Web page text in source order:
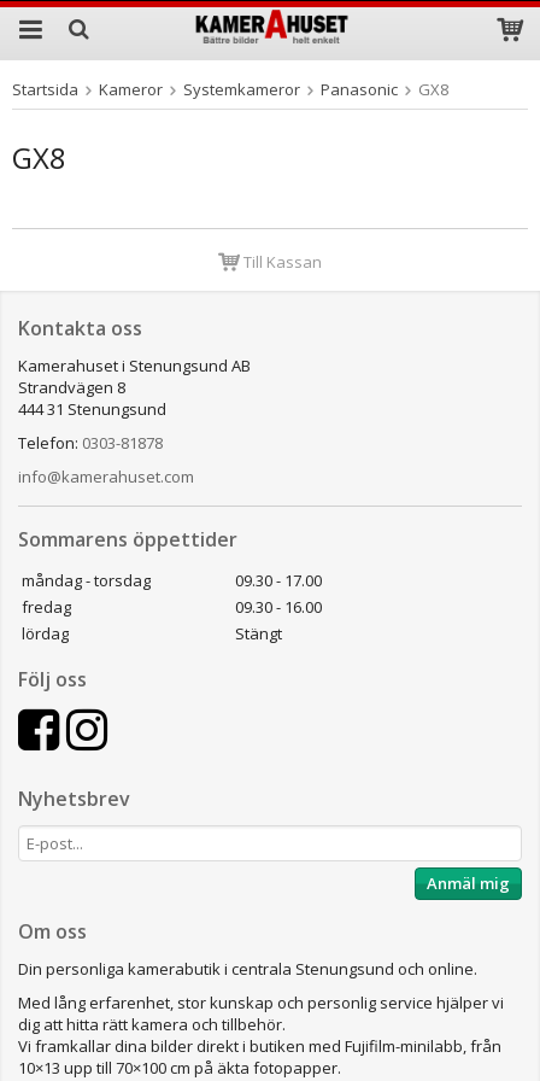
Produkten har blivit tillagd i varukorgen
Startsida Kameror Systemkameror Panasonic GX8
GX8
Till Kassan
Kontakta oss
Kamerahuset i Stenungsund AB
Strandvägen 8
444 31 Stenungsund
Telefon: 0303-81878
info@kamerahuset.com
Sommarens öppettider
måndag - torsdag
09.30 - 17.00
fredag
09.30 - 16.00
lördag
Stängt
Följ oss
Nyhetsbrev
Anmäl mig
Om oss
Din personliga kamerabutik i centrala Stenungsund och online.
Med lång erfarenhet, stor kunskap och personlig service hjälper vi
dig att hitta rätt kamera och tillbehör.
Vi framkallar dina bilder direkt i butiken med Fujifilm-minilabb, från
10×13 upp till 70×100 cm på äkta fotopapper.